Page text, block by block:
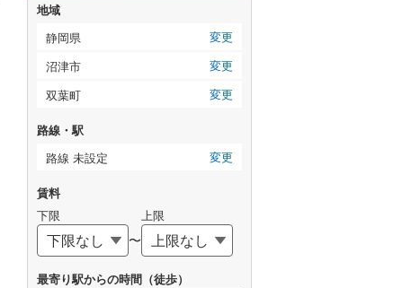
地域
静岡県
変更
沼津市
変更
双葉町
変更
路線・駅
路線 未設定
変更
賃料
下限
〜
上限
最寄り駅からの時間（徒歩）